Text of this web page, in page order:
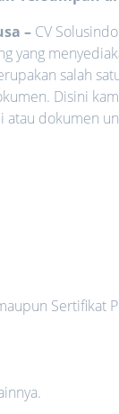
– CV
yang
salah
Disini
dokumen
Sertifikat